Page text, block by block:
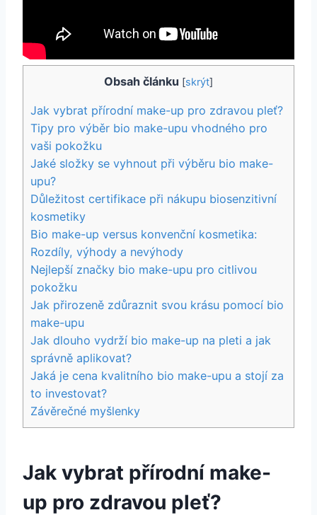
Obsah článku [skrýt]
Jak vybrat přírodní make-up pro⁢ zdravou ⁤pleť?
Tipy‍ pro výběr bio ⁣make-upu vhodného pro
vaši pokožku
Jaké‍ složky se vyhnout při výběru⁢ bio ⁤make-
upu?
Důležitost⁢ certifikace při nákupu biosenzitivní
kosmetiky
Bio make-up versus ‍konvenční kosmetika:
Rozdíly, ‌výhody a nevýhody
Nejlepší značky⁣ bio make-upu pro ⁤citlivou
pokožku
Jak přirozeně zdůraznit svou krásu pomocí bio
​make-upu
Jak ⁤dlouho vydrží bio make-up na pleti a jak
správně aplikovat?
Jaká je cena kvalitního‌ bio make-upu a stojí za
to investovat?
Závěrečné myšlenky
Jak vybrat přírodní make-
up pro⁢ zdravou ⁤pleť?